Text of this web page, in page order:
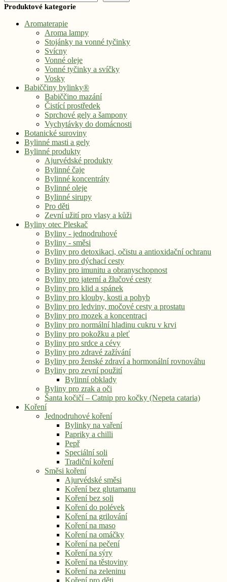
Produktové kategorie
Aromaterapie
Aroma lampy
Stojánky na vonné tyčinky
Svícny
Vonné oleje
Vonné tyčinky a svíčky
Vosky
Babiččiny bylinky®
Babiččino mazání
Čistící prostředek
Sprchové gely a šampony
Vychytávky do domácnosti
Botanické suroviny
Bylinné masti a gely
Bylinné produkty
Ajurvédské produkty
Bylinné čaje
Bylinné koncentráty
Bylinné oleje
Bylinné sirupy
Pro děti
Zevní užití pro vlasy a kůži
Byliny otec Pleskač
Byliny - jednodruhové
Byliny - směsi
Byliny pro detoxikaci, očistu a antioxidační ochranu
Byliny pro dýchací cesty
Byliny pro imunitu a obranyschopnost
Byliny pro jaterní a žlučové cesty
Byliny pro klid a spánek
Byliny pro klouby, kosti a pohyb
Byliny pro ledviny, močové cesty a prostatu
Byliny pro mozek a koncentraci
Byliny pro normální hladinu cukru v krvi
Byliny pro pokožku a pleť
Byliny pro srdce a cévy
Byliny pro zdravé zažívání
Byliny pro ženské zdraví a hormonální rovnováhu
Byliny pro zevní použití
Bylinní obklady
Byliny pro zrak a oči
Šanta kočičí – Catnip pro kočky (Nepeta cataria)
Koření
Jednodruhové koření
Bylinky na vaření
Papriky a chilli
Pepř
Speciální soli
Tradiční koření
Směsi koření
Ajurvédské směsi
Koření bez glutamanu
Koření bez soli
Koření do polévek
Koření na grilování
Koření na maso
Koření na omáčky
Koření na pečení
Koření na sýry
Koření na těstoviny
Koření na zeleninu